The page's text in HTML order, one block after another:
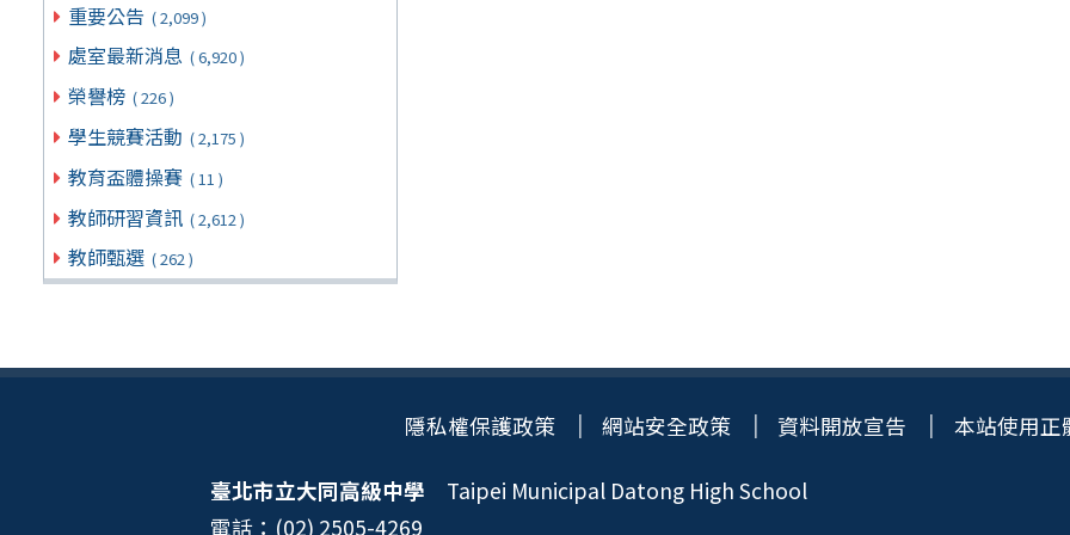
重要公告 ( 2,099 )
處室最新消息 ( 6,920 )
榮譽榜 ( 226 )
學生競賽活動 ( 2,175 )
教育盃體操賽 ( 11 )
教師研習資訊 ( 2,612 )
教師甄選 ( 262 )
隱私權保護政策 網站安全政策 資料開放宣告 本站使用正
臺北市立大同高級中學 Taipei Municipal Datong High School
電話：(02) 2505-4269